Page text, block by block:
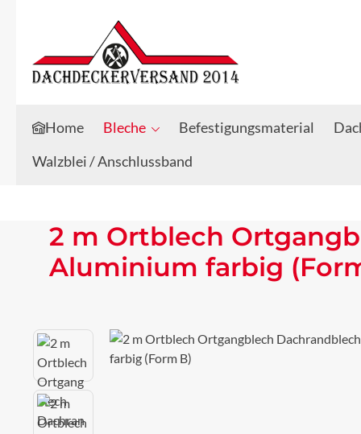
Zum Hauptinhalt springen
Zur Suche springen
Home Bleche Befestigungsmaterial
Walzblei / Anschlussband
2 m Ortblech
Aluminium farbig
Bildergalerie überspringen